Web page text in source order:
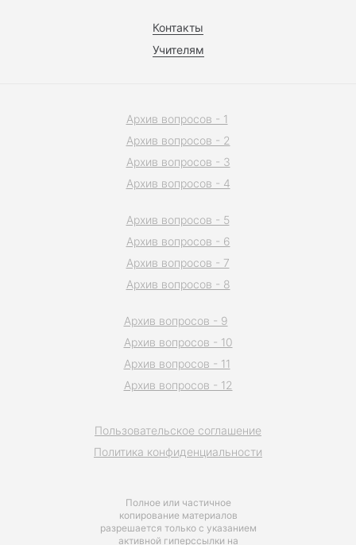
Контакты
Учителям
Полное или частичное
копирование материалов
разрешается только с указанием
активной гиперссылки на
Пользовательское соглашение
Политика конфиденциальности
Архив вопросов - 1
Архив вопросов - 2
Архив вопросов - 3
Архив вопросов - 4
Архив вопросов - 5
Архив вопросов - 6
Архив вопросов - 7
Архив вопросов - 8
Архив вопросов - 9
Архив вопросов - 10
Архив вопросов - 11
Архив вопросов - 12